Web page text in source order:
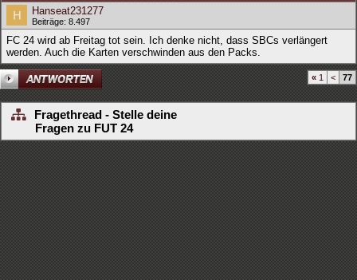
Hanseat231277
Beiträge: 8.497
FC 24 wird ab Freitag tot sein. Ich denke nicht, dass SBCs verlängert
werden. Auch die Karten verschwinden aus den Packs.
« 1 < 77
Fragethread - Stelle deine
Fragen zu FUT 24